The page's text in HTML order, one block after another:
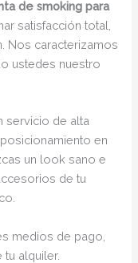
de smoking para
satisfacción total,
Nos caracterizamos
ustedes nuestro
servicio de alta
en
un look sano e
de tu
medios de pago,
alquiler.